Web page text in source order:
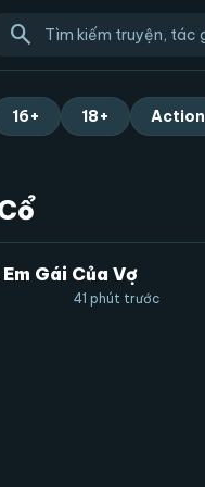
search
16+ 18+ Action
Gái Của Vợ
41 phút trước